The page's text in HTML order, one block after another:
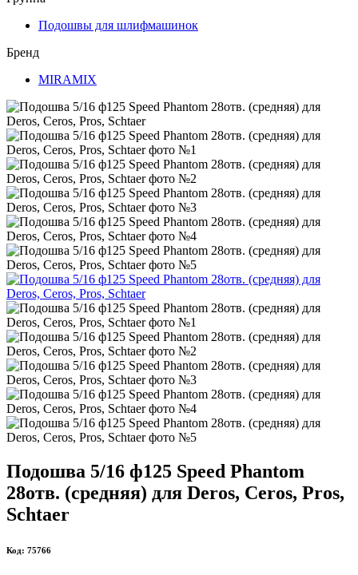
Подошвы для шлифмашинок
Бренд
MIRAMIX
Подошва 5/16 ф125 Speed Phantom
28отв. (средняя) для Deros, Ceros, Pros,
Schtaer
Код: 75766